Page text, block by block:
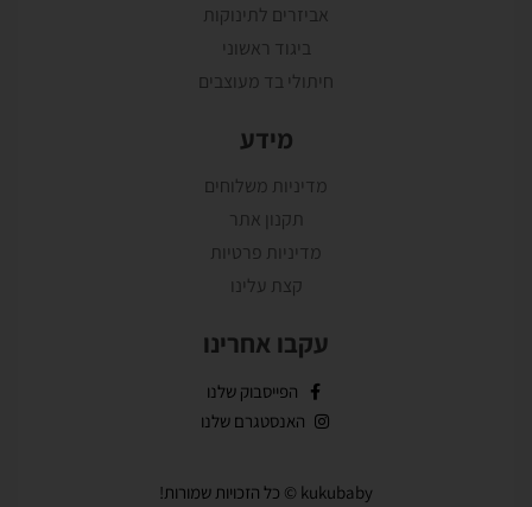
אביזרים לתינוקות
ביגוד ראשוני
חיתולי בד מעוצבים
מידע
מדיניות משלוחים
תקנון אתר
מדיניות פרטיות
קצת עלינו
עקבו אחרינו
הפייסבוק שלנו
האנסטגרם שלנו
kukubaby © כל הזכויות שמורות!